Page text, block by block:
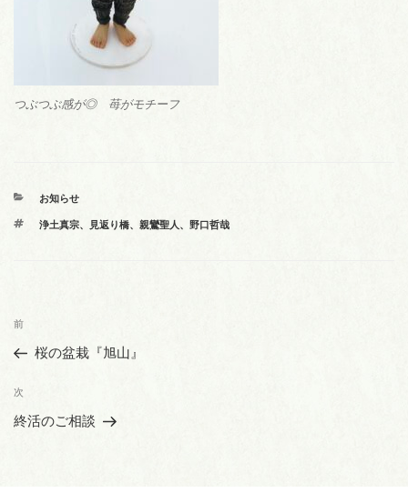
つぶつぶ感が◎ 苺がモチーフ
カ
ゴ
お知らせ
タ
浄土真宗、 見返り橋、 親鸞聖人 、 野口哲哉
ナ
ビ
ゲ
前
の
稿
前
桜の盆栽『旭山』
次
の
次
終活のご相談